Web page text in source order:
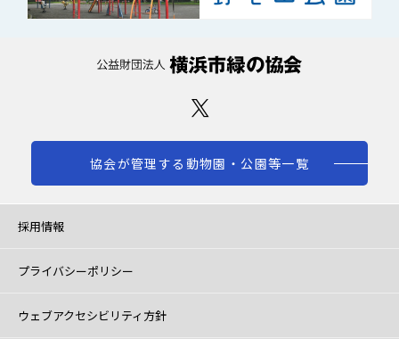
協会が管理する動物園・公園等一覧
採用情報
プライバシーポリシー
ウェブアクセシビリティ方針